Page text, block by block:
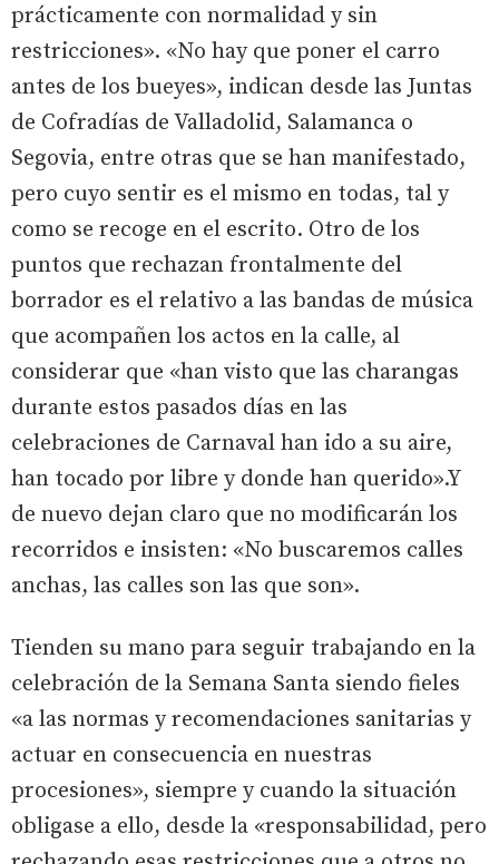
prácticamente con normalidad y sin
restricciones». «No hay que poner el carro
antes de los bueyes», indican desde las Juntas
de Cofradías de Valladolid, Salamanca o
Segovia, entre otras que se han manifestado,
pero cuyo sentir es el mismo en todas, tal y
como se recoge en el escrito. Otro de los
puntos que rechazan frontalmente del
borrador es el relativo a las bandas de música
que acompañen los actos en la calle, al
considerar que «han visto que las charangas
durante estos pasados días en las
celebraciones de Carnaval han ido a su aire,
han tocado por libre y donde han querido».Y
de nuevo dejan claro que no modificarán los
recorridos e insisten: «No buscaremos calles
anchas, las calles son las que son».
Tienden su mano para seguir trabajando en la
celebración de la Semana Santa siendo fieles
«a las normas y recomendaciones sanitarias y
actuar en consecuencia en nuestras
procesiones», siempre y cuando la situación
obligase a ello, desde la «responsabilidad, pero